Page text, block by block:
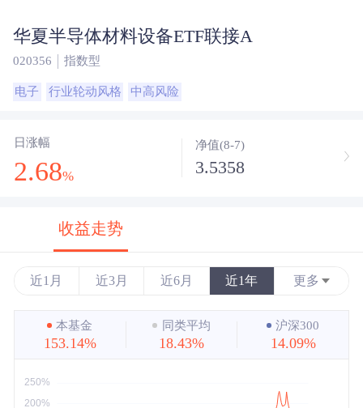
华夏半导体材料设备ETF联接A
020356 指数型
电子 行业轮动风格 中高风险
日涨幅
2.68%
净值(8-7)
3.5358
收益走势
近1月 近3月 近6月 近1年 更多
近3年
近5年
最大
本基金
153.14%
同类平均
18.43%
沪深300
14.09%